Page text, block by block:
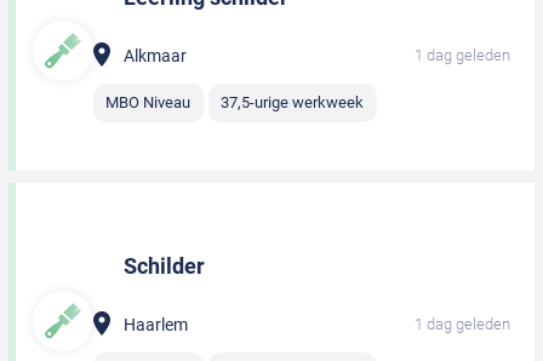
Alkmaar 1 dag geleden
MBO Niveau 37,5-urige werkweek
Schilder
Haarlem 1 dag geleden